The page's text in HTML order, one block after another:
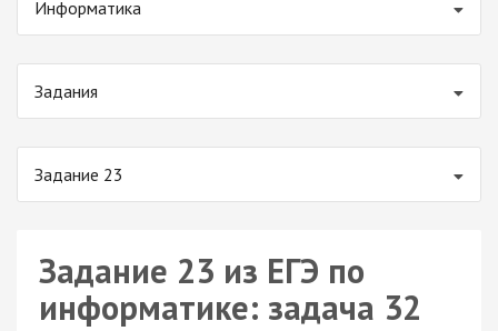
Информатика
Задания
Задание 23
Задание 23 из ЕГЭ по
информатике: задача 32